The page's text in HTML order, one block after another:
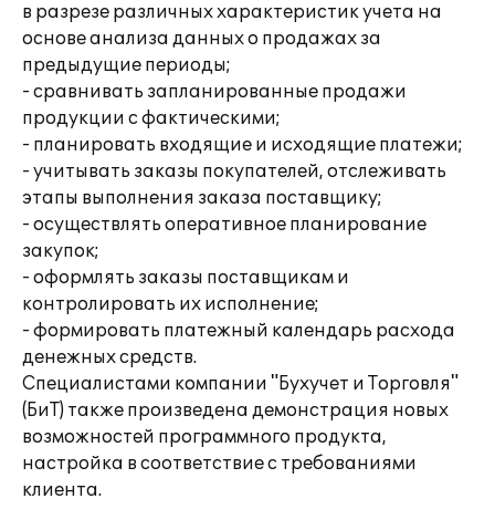
в разрезе различных характеристик учета на
основе анализа данных о продажах за
предыдущие периоды;
- сравнивать запланированные продажи
продукции с фактическими;
- планировать входящие и исходящие платежи;
- учитывать заказы покупателей, отслеживать
этапы выполнения заказа поставщику;
- осуществлять оперативное планирование
закупок;
- оформлять заказы поставщикам и
контролировать их исполнение;
- формировать платежный календарь расхода
денежных средств.
Специалистами компании "Бухучет и Торговля"
(БиТ) также произведена демонстрация новых
возможностей программного продукта,
настройка в соответствие с требованиями
клиента.